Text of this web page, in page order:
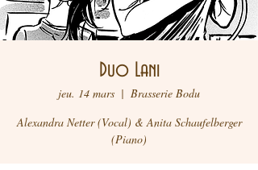
Duo Lani
jeu. 14 mars
  |
Brasserie Bodu
Alexandra Netter (Vocal) & Anita Schaufelberger